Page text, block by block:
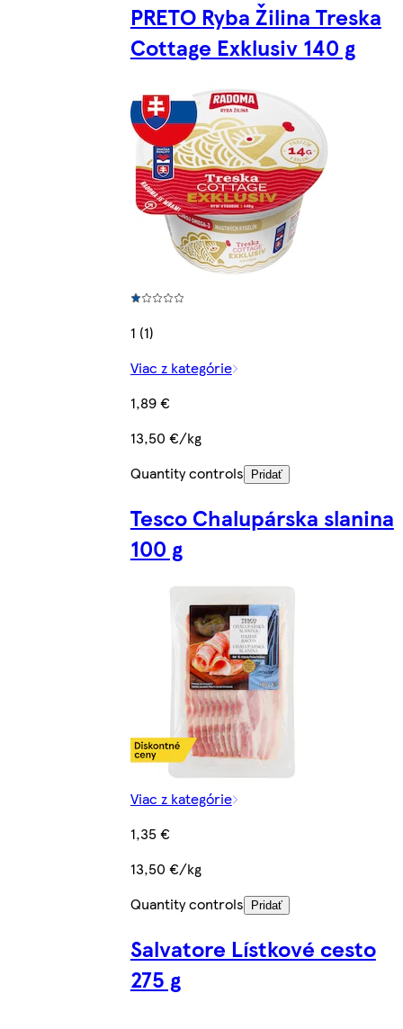
PRETO Ryba Žilina Treska
Cottage Exklusiv 140 g
1 (1)
Viac z kategórie
1,89 €
13,50 €/kg
Quantity controls
Pridať
Tesco Chalupárska slanina
100 g
Viac z kategórie
1,35 €
13,50 €/kg
Quantity controls
Pridať
Salvatore Lístkové cesto
275 g